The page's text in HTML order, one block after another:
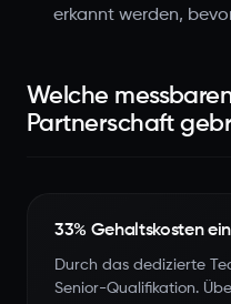
erkannt werden,
Welche
Partnerschaft
33% Gehaltskosten
Durch das dedizierte
Senior-Qualifikation.